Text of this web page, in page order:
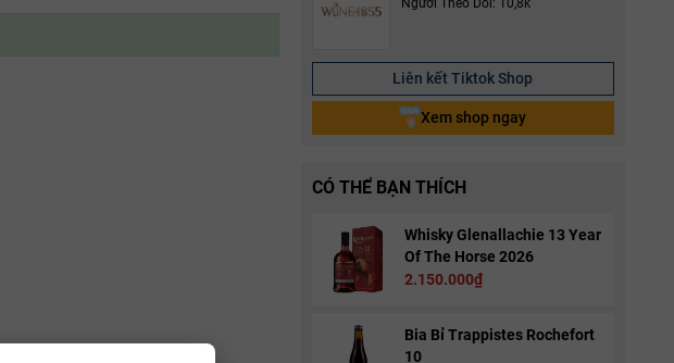
Liên kết Tiktok Shop
Xem shop ngay
CÓ THỂ BẠN THÍCH
Whisky Glenallachie 13 Year
Of The Horse 2026
2.150.000₫
Bia Bỉ Trappistes Rochefort
10